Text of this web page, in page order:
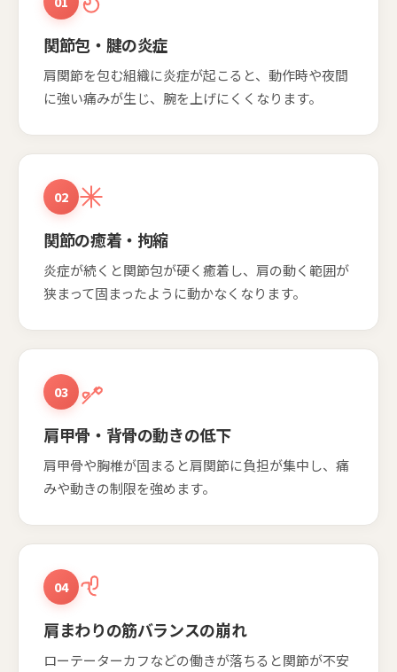
関節包・腱の炎症
肩関節を包む組織に炎症が起こると、動作時や夜間
に強い痛みが生じ、腕を上げにくくなります。
02
関節の癒着・拘縮
炎症が続くと関節包が硬く癒着し、肩の動く範囲が
狭まって固まったように動かなくなります。
03
肩甲骨・背骨の動きの低下
肩甲骨や胸椎が固まると肩関節に負担が集中し、痛
みや動きの制限を強めます。
04
肩まわりの筋バランスの崩れ
ローテーターカフなどの働きが落ちると関節が不安